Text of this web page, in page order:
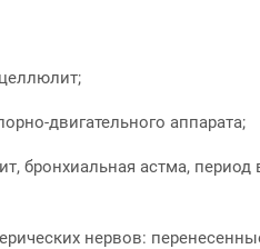
двигательного аппарата;
бронхиальная астма,
нервов: